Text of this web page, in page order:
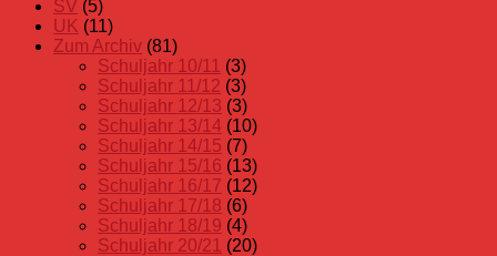
SV (5)
UK (11)
Zum Archiv (81)
Schuljahr 10/11 (3)
Schuljahr 11/12 (3)
Schuljahr 12/13 (3)
Schuljahr 13/14 (10)
Schuljahr 14/15 (7)
Schuljahr 15/16 (13)
Schuljahr 16/17 (12)
Schuljahr 17/18 (6)
Schuljahr 18/19 (4)
Schuljahr 20/21 (20)